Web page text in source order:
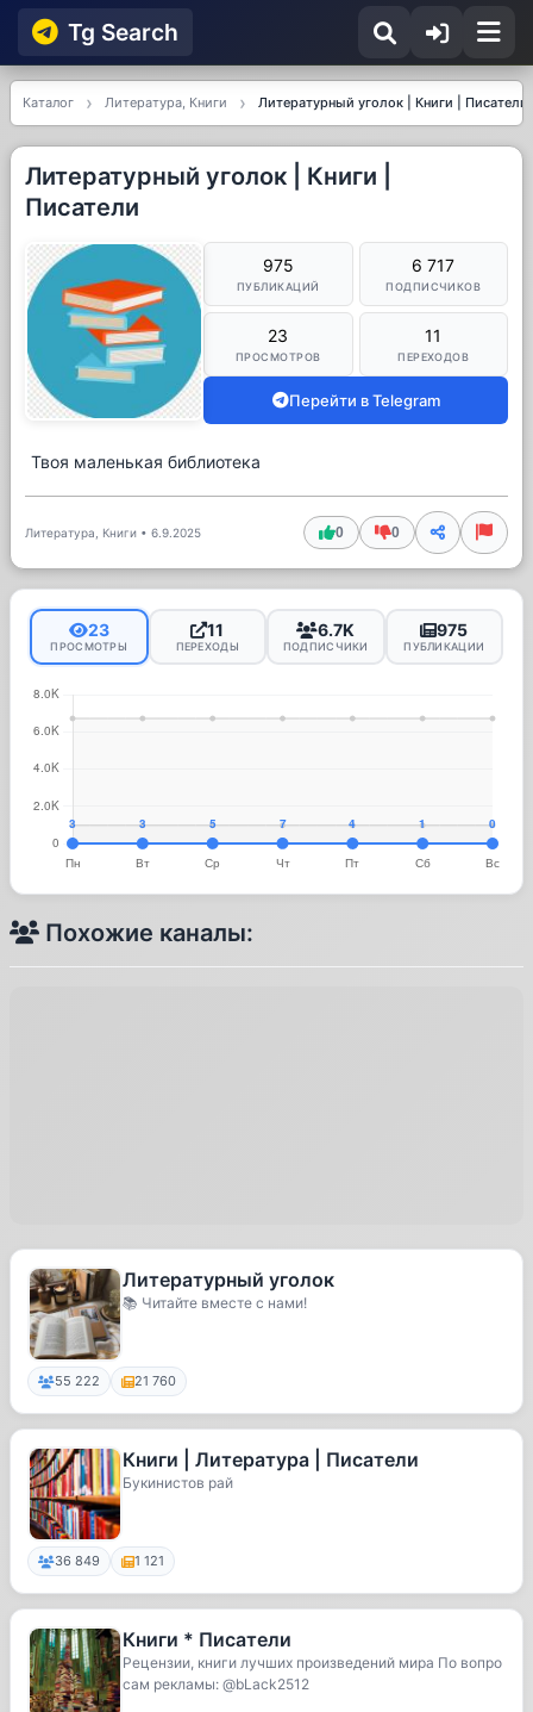
Tg Searсh
Каталог Литература, Книги Литературный уголок | Книги | Писатели
Литературный уголок | Книги |
Писатели
975
ПУБЛИКАЦИЙ
6 717
ПОДПИСЧИКОВ
23
ПРОСМОТРОВ
11
ПЕРЕХОДОВ
Перейти в Telegram
Твоя маленькая библиотека
Литература, Книги • 6.9.2025 0 0
23
ПРОСМОТРЫ
11
ПЕРЕХОДЫ
6.7K
ПОДПИСЧИКИ
975
ПУБЛИКАЦИИ
Похожие каналы:
Литературный уголок
📚 Читайте вместе с нами!
55 222 21 760
Книги | Литература | Писатели
Букинистов рай
36 849 1 121
Книги * Писатели
Рецензии, книги лучших произведений мира По вопро
сам рекламы: @bLack2512